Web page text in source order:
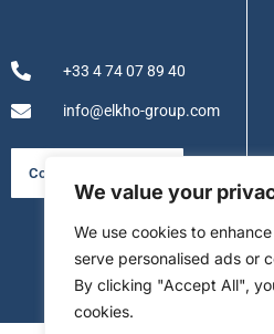
We value your
We use cookies to
serve personalised ads or
By clicking "Accept All",
cookies.
+33 4 74 07 89 40
info@elkho-group.com
Consulter la brochure